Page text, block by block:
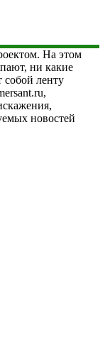
На этом
ни какие
собой ленту
новостей